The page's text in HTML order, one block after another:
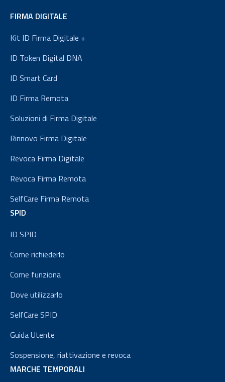
FIRMA DIGITALE
Kit ID Firma Digitale +
ID Token Digital DNA
ID Smart Card
ID Firma Remota
Soluzioni di Firma Digitale
Rinnovo Firma Digitale
Revoca Firma Digitale
Revoca Firma Remota
SelfCare Firma Remota
SPID
ID SPID
Come richiederlo
Come funziona
Dove utilizzarlo
SelfCare SPID
Guida Utente
Sospensione, riattivazione e revoca
MARCHE TEMPORALI